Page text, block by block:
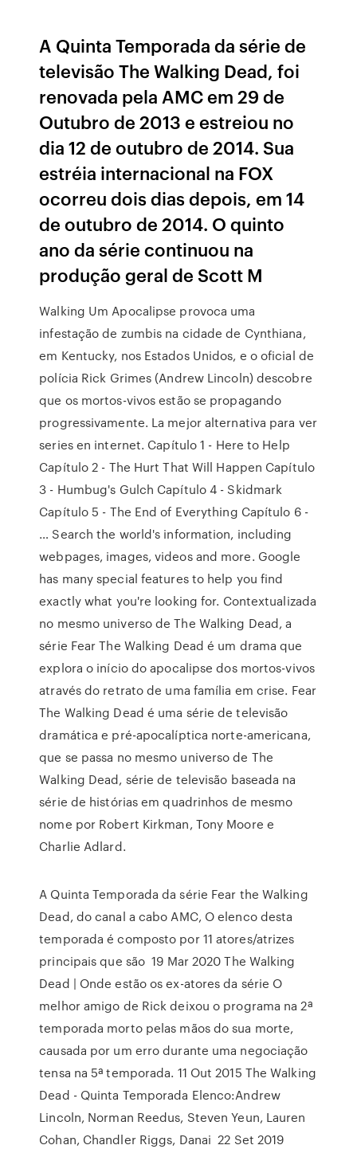
A Quinta Temporada da série de
televisão The Walking Dead, foi
renovada pela AMC em 29 de
Outubro de 2013 e estreiou no
dia 12 de outubro de 2014. Sua
estréia internacional na FOX
ocorreu dois dias depois, em 14
de outubro de 2014. O quinto
ano da série continuou na
produção geral de Scott M
Walking Um Apocalipse provoca uma
infestação de zumbis na cidade de Cynthiana,
em Kentucky, nos Estados Unidos, e o oficial de
polícia Rick Grimes (Andrew Lincoln) descobre
que os mortos-vivos estão se propagando
progressivamente. La mejor alternativa para ver
series en internet. Capítulo 1 - Here to Help
Capítulo 2 - The Hurt That Will Happen Capítulo
3 - Humbug's Gulch Capítulo 4 - Skidmark
Capítulo 5 - The End of Everything Capítulo 6 -
… Search the world's information, including
webpages, images, videos and more. Google
has many special features to help you find
exactly what you're looking for. Contextualizada
no mesmo universo de The Walking Dead, a
série Fear The Walking Dead é um drama que
explora o início do apocalipse dos mortos-vivos
através do retrato de uma família em crise. Fear
The Walking Dead é uma série de televisão
dramática e pré-apocalíptica norte-americana,
que se passa no mesmo universo de The
Walking Dead, série de televisão baseada na
série de histórias em quadrinhos de mesmo
nome por Robert Kirkman, Tony Moore e
Charlie Adlard.
A Quinta Temporada da série Fear the Walking
Dead, do canal a cabo AMC, O elenco desta
temporada é composto por 11 atores/atrizes
principais que são 19 Mar 2020 The Walking
Dead | Onde estão os ex-atores da série O
melhor amigo de Rick deixou o programa na 2ª
temporada morto pelas mãos do sua morte,
causada por um erro durante uma negociação
tensa na 5ª temporada. 11 Out 2015 The Walking
Dead - Quinta Temporada Elenco:Andrew
Lincoln, Norman Reedus, Steven Yeun, Lauren
Cohan, Chandler Riggs, Danai 22 Set 2019